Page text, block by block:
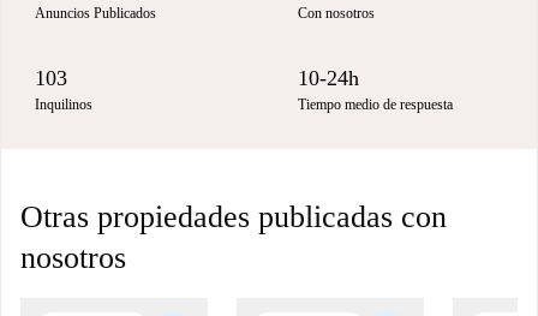
Anuncios Publicados Con nosotros
103
Inquilinos
10-24h
Tiempo medio de respuesta
Otras propiedades publicadas con
nosotros